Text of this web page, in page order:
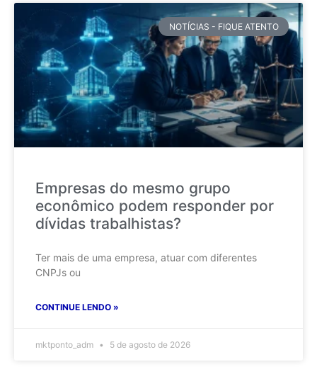
NOTÍCIAS - FIQUE ATENTO
Empresas do mesmo grupo
econômico podem responder por
dívidas trabalhistas?
Ter mais de uma empresa, atuar com diferentes
CNPJs ou
CONTINUE LENDO »
mktponto_adm 5 de agosto de 2026